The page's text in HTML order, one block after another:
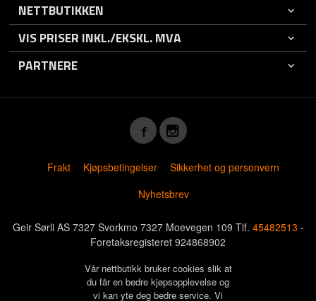
NETTBUTIKKEN
VIS PRISER INKL./EKSKL. MVA
PARTNERE
Frakt Kjøpsbetingelser
Sikkerhet og personvern
Nyhetsbrev
Geir Sørli AS 7327 Svorkmo 7327 Moevegen 109 Tlf. 45482513 -
Foretaksregisteret 924868902
Vår nettbutikk bruker cookies slik at
du får en bedre kjøpsopplevelse og
vi kan yte deg bedre service. Vi